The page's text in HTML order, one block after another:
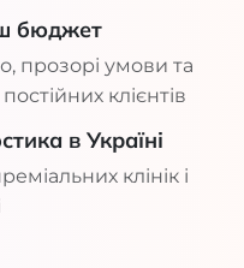
бюджет
прозорі умови та
клієнтів
в Україні
клінік і